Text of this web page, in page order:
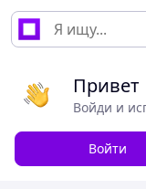
Привет
Войди и
Войти